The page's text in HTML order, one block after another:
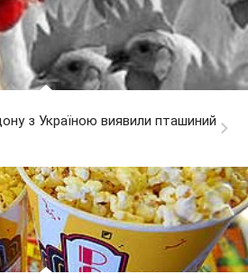
з Україною виявили пташиний